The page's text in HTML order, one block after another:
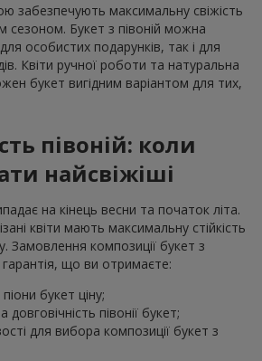
забезпечують максимальну свіжість
сезоном. Букет з півоній можна
особистих подарунків, так і для
Квіти ручної роботи та натуральна
букет вигідним варіантом для тих,
півоній: коли
найсвіжіші
на кінець весни та початок літа.
квіти мають максимальну стійкість
Замовлення композиції букет з
що ви отримаєте:
букет ціну;
довговічність півонії букет;
для вибора композиції букет з